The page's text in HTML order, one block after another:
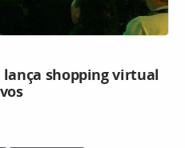
shopping virtual